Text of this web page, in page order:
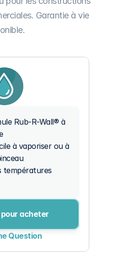
Garantie à vie
Rub-R-Wall® à
à vaporiser ou à
températures
acheter
Question